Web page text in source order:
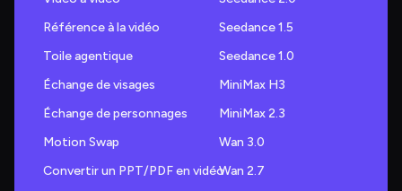
Référence à la vidéo
Toile agentique
Échange de visages
Échange de personnages
Motion Swap
Convertir un PPT/PDF en vidéo
Seedance 1.5
Seedance 1.0
MiniMax H3
MiniMax 2.3
Wan 3.0
Wan 2.7